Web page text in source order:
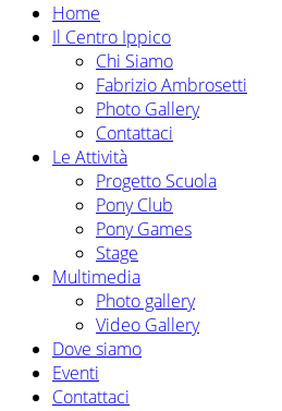
Home
Il Centro Ippico
Chi Siamo
Fabrizio Ambrosetti
Photo Gallery
Contattaci
Le Attività
Progetto Scuola
Pony Club
Pony Games
Stage
Multimedia
Photo gallery
Video Gallery
Dove siamo
Eventi
Contattaci